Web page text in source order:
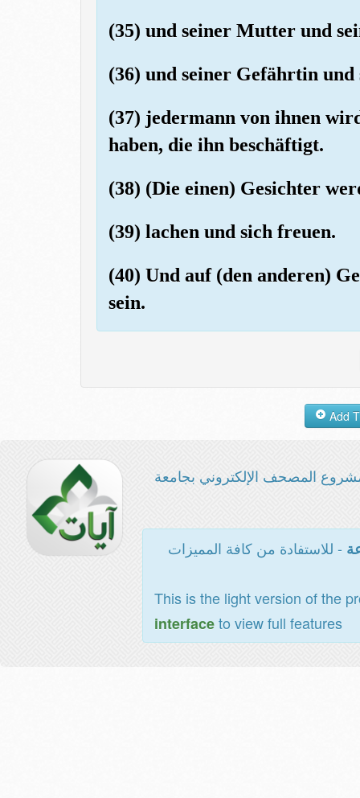
(35) und seiner Mutter und
(36) und seiner Gefährtin und
(37) jedermann von ihnen
haben, die ihn beschäftigt.
(38) (Die einen) Gesichter
(39) lachen und sich freuen.
(40) Und auf (den anderen)
sein.
المصحف الإلكتروني بجامعة
- للاستفادة من كافة المميزات
This is the light version of the
interfaceto view full features